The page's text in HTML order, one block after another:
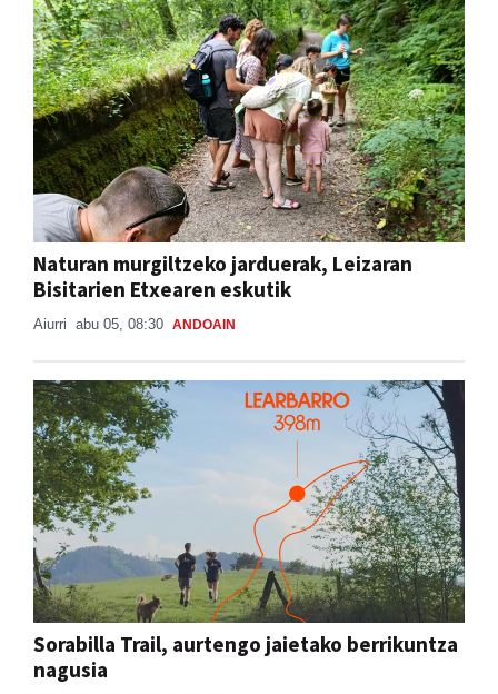
Naturan murgiltzeko jarduerak, Leizaran
Bisitarien Etxearen eskutik
Aiurri abu 05, 08:30 ANDOAIN
Sorabilla Trail, aurtengo jaietako berrikuntza
nagusia